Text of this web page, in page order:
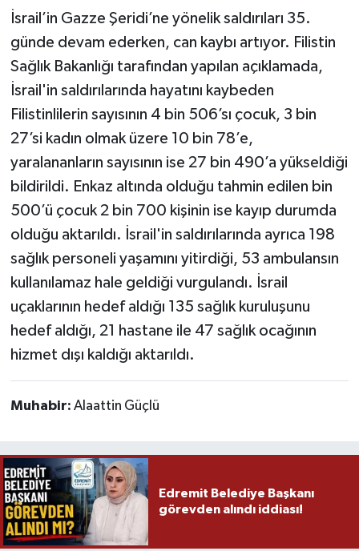
İsrail’in Gazze Şeridi’ne yönelik saldırıları 35.
günde devam ederken, can kaybı artıyor. Filistin
Sağlık Bakanlığı tarafından yapılan açıklamada,
İsrail'in saldırılarında hayatını kaybeden
Filistinlilerin sayısının 4 bin 506’sı çocuk, 3 bin
27’si kadın olmak üzere 10 bin 78’e,
yaralananların sayısının ise 27 bin 490’a yükseldiği
bildirildi. Enkaz altında olduğu tahmin edilen bin
500’ü çocuk 2 bin 700 kişinin ise kayıp durumda
olduğu aktarıldı. İsrail'in saldırılarında ayrıca 198
sağlık personeli yaşamını yitirdiği, 53 ambulansın
kullanılamaz hale geldiği vurgulandı. İsrail
uçaklarının hedef aldığı 135 sağlık kuruluşunu
hedef aldığı, 21 hastane ile 47 sağlık ocağının
hizmet dışı kaldığı aktarıldı.
Muhabir: Alaattin Güçlü
Edremit Belediye Başkanı
görevden alındı iddiası!